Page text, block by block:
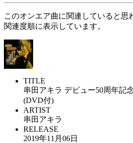
このオンエア曲に関連していると思
関連度順に表示しています。
TITLE
串田アキラ デビュー50周年記
(DVD付)
ARTIST
串田アキラ
RELEASE
2019年11月06日